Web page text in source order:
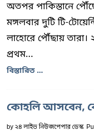
অতপর পাকিস্তানে
মঙ্গলবার দুটি টি-
লাহোরে পৌঁছায় তারা।
প্রথম...
বিস্তারিত ...
কোহলি আসবেন,
by২৪ লাইভ নিউজপেপার ডেস্ক